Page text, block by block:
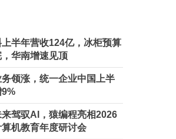
半年营收124亿，冰柜预算
华南增速见顶
领涨，统一企业中国上半
驾驭AI，猿编程亮相2026
机教育年度研讨会